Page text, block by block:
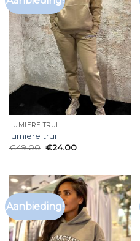
LUMIERE TRUI
lumiere trui
€49.00 €24.00
Aanbieding!